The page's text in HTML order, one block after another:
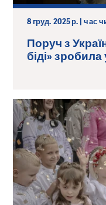
8 груд. 2025 р. | час
Поруч з
біді» зробила